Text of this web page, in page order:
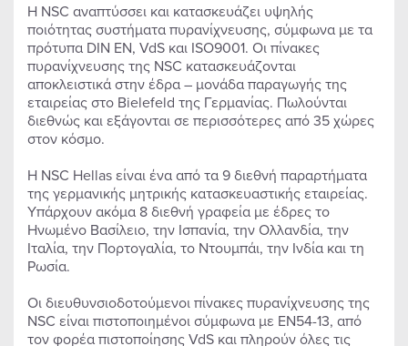
Η NSC αναπτύσσει και κατασκευάζει υψηλής
ποιότητας συστήματα πυρανίχνευσης, σύμφωνα με τα
πρότυπα DIN EN, VdS και ISO9001. Οι πίνακες
πυρανίχνευσης της NSC κατασκευάζονται
αποκλειστικά στην έδρα – μονάδα παραγωγής της
εταιρείας στο Bielefeld της Γερμανίας. Πωλούνται
διεθνώς και εξάγονται σε περισσότερες από 35 χώρες
στον κόσμο.
Η NSC Hellas είναι ένα από τα 9 διεθνή παραρτήματα
της γερμανικής μητρικής κατασκευαστικής εταιρείας.
Υπάρχουν ακόμα 8 διεθνή γραφεία με έδρες το
Ηνωμένο Βασίλειο, την Ισπανία, την Ολλανδία, την
Ιταλία, την Πορτογαλία, το Ντουμπάι, την Ινδία και τη
Ρωσία.
Οι διευθυνσιοδοτούμενοι πίνακες πυρανίχνευσης της
NSC είναι πιστοποιημένοι σύμφωνα με EN54-13, από
τον φορέα πιστοποίησης VdS και πληρούν όλες τις